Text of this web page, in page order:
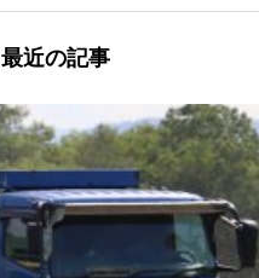
最近の記事